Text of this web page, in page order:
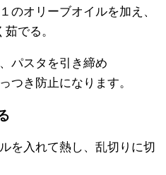
のオリーブオイルを加え、
でる。
パスタを引き締め
つき防止になります。
を入れて熱し、乱切りに切